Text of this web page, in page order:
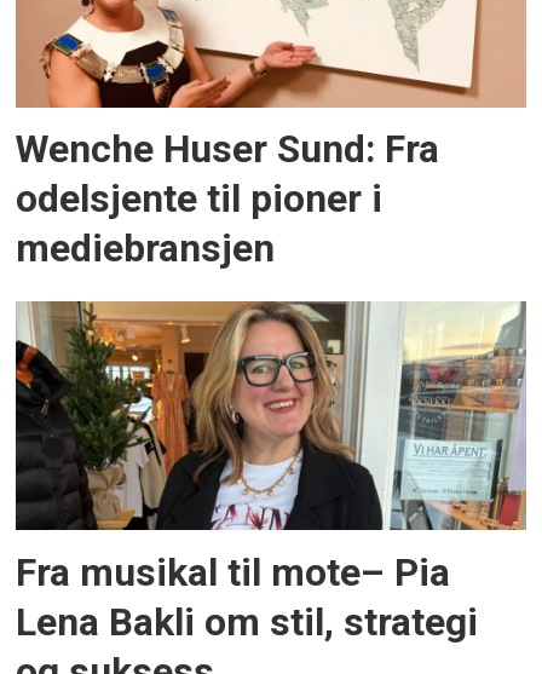
Wenche Huser Sund: Fra
odelsjente til pioner i
mediebransjen
Fra musikal til mote– Pia
Lena Bakli om stil, strategi